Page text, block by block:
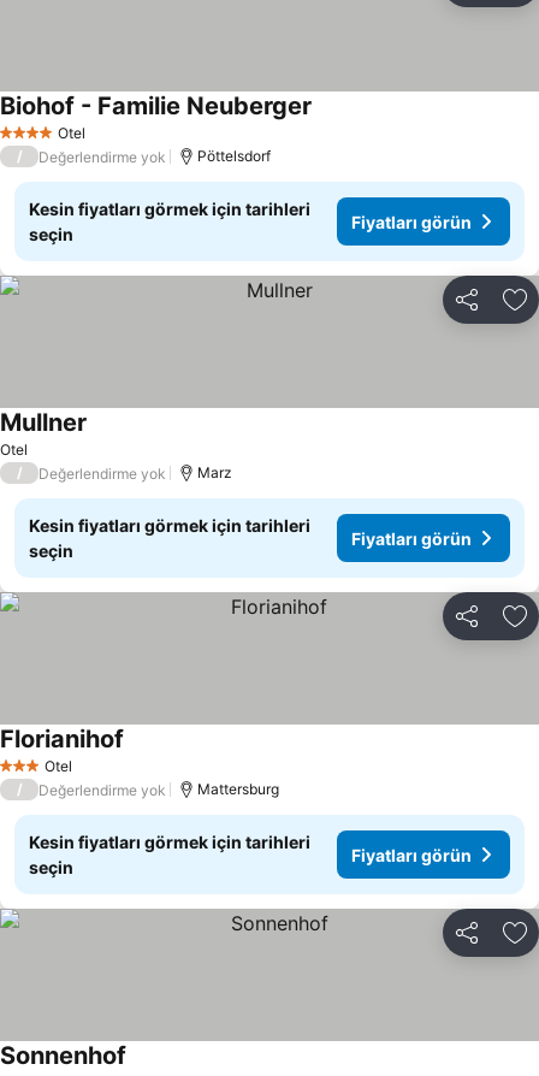
4 Yıldız Otel
Biohof - Familie Neuberger
/ Değerlendirme yok Pöttelsdorf
Kesin fiyatları görmek için tarihleri
seçin
Fiyatları görün
Paylaş
Otel
Mullner
/ Değerlendirme yok Marz
Kesin fiyatları görmek için tarihleri
seçin
Fiyatları görün
Paylaş
3 YıldızOtel
Florianihof
/ Değerlendirme yok Mattersburg
Kesin fiyatları görmek için tarihleri
seçin
Fiyatları görün
Paylaş
Sonnenhof